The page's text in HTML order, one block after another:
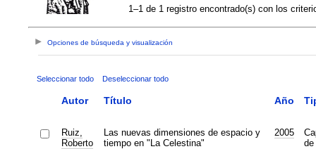
1–1 de 1 registro encontrado(s) con los
Opciones de búsqueda y visualización
Seleccionar todo Deseleccionar todo
Autor Título Año
Ruiz,
Roberto
Las nuevas dimensiones de espacio y
tiempo en "La Celestina"
2005
de